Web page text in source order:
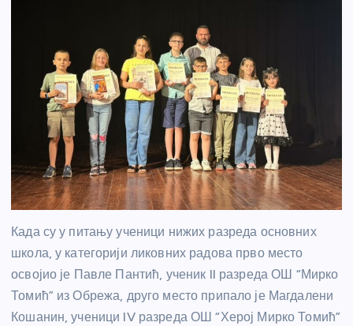
Када су у питању ученици нижих разреда основних
школа, у категорији ликовних радова прво место
освојио је Павле Пантић, ученик II разреда ОШ “Мирко
Томић” из Обрежа, друго место припало је Магдалени
Кошанин, ученици IV разреда ОШ “Херој Мирко Томић”